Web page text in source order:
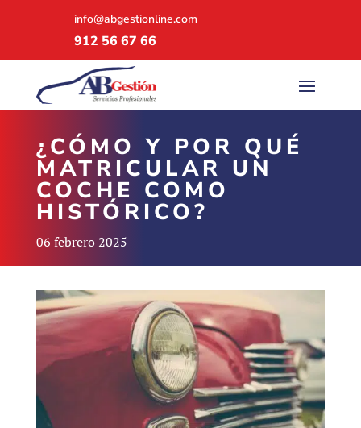
info@abgestionline.com
912 56 67 66
¿CÓMO Y POR QUÉ
MATRICULAR UN
COCHE COMO
HISTÓRICO?
06 febrero 2025